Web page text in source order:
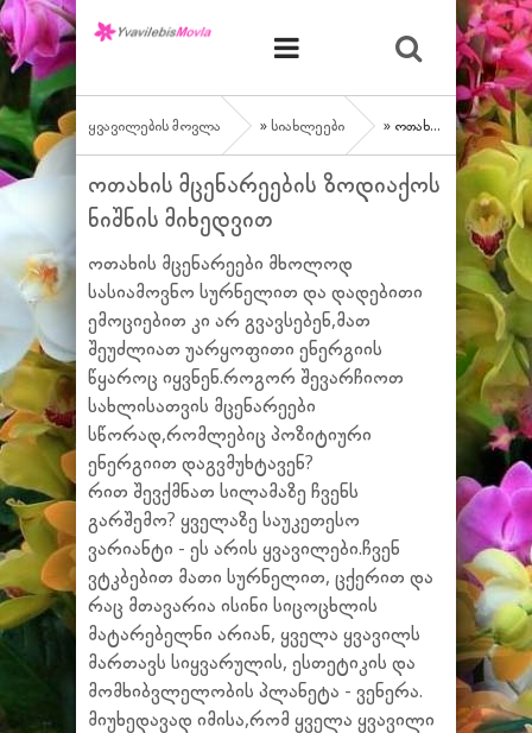
ყვავილების მოვლა » სიახლეები » ოთახის მცენარეების ზოდიაქოს ნიშნის მიხედვით
ოთახის მცენარეების ზოდიაქოს
ნიშნის მიხედვით
ოთახის მცენარეები მხოლოდ
სასიამოვნო სურნელით და დადებითი
ემოციებით კი არ გვავსებენ,მათ
შეუძლიათ უარყოფითი ენერგიის
წყაროც იყვნენ.როგორ შევარჩიოთ
სახლისათვის მცენარეები
სწორად,რომლებიც პოზიტიური
ენერგიით დაგვმუხტავენ?
რით შევქმნათ სილამაზე ჩვენს
გარშემო? ყველაზე საუკეთესო
ვარიანტი - ეს არის ყვავილები.ჩვენ
ვტკბებით მათი სურნელით, ცქერით და
რაც მთავარია ისინი სიცოცხლის
მატარებელნი არიან, ყველა ყვავილს
მართავს სიყვარულის, ესთეტიკის და
მომხიბვლელობის პლანეტა - ვენერა.
მიუხედავად იმისა,რომ ყველა ყვავილი